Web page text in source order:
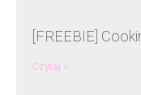
[FREEBIE]
Czytaj »